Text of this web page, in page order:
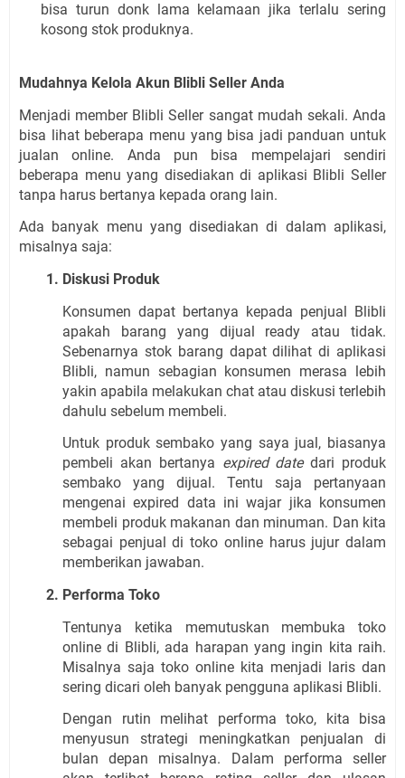
bisa turun donk lama kelamaan jika terlalu sering
kosong stok produknya.
Mudahnya Kelola Akun Blibli Seller Anda
Menjadi member Blibli Seller sangat mudah sekali. Anda
bisa lihat beberapa menu yang bisa jadi panduan untuk
jualan online. Anda pun bisa mempelajari sendiri
beberapa menu yang disediakan di aplikasi Blibli Seller
tanpa harus bertanya kepada orang lain.
Ada banyak menu yang disediakan di dalam aplikasi,
misalnya saja:
Diskusi Produk
Konsumen dapat bertanya kepada penjual Blibli
apakah barang yang dijual ready atau tidak.
Sebenarnya stok barang dapat dilihat di aplikasi
Blibli, namun sebagian konsumen merasa lebih
yakin apabila melakukan chat atau diskusi terlebih
dahulu sebelum membeli.
Untuk produk sembako yang saya jual, biasanya
pembeli akan bertanya expired date dari produk
sembako yang dijual. Tentu saja pertanyaan
mengenai expired data ini wajar jika konsumen
membeli produk makanan dan minuman. Dan kita
sebagai penjual di toko online harus jujur dalam
memberikan jawaban.
Performa Toko
Tentunya ketika memutuskan membuka toko
online di Blibli, ada harapan yang ingin kita raih.
Misalnya saja toko online kita menjadi laris dan
sering dicari oleh banyak pengguna aplikasi Blibli.
Dengan rutin melihat performa toko, kita bisa
menyusun strategi meningkatkan penjualan di
bulan depan misalnya. Dalam performa seller